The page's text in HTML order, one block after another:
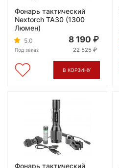
Фонарь тактический
Nextorch TA30 (1300
Люмен)
5.0
Под заказ
8 190
22 525
В КОРЗИНУ
Фонарь тактический